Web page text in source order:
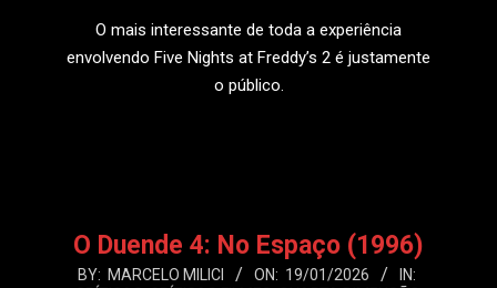
O mais interessante de toda a experiência
envolvendo Five Nights at Freddy’s 2 é justamente
o público.
O Duende 4: No Espaço (1996)
2026-
BY: MARCELO MILICI ON: 19/01/2026
IN: